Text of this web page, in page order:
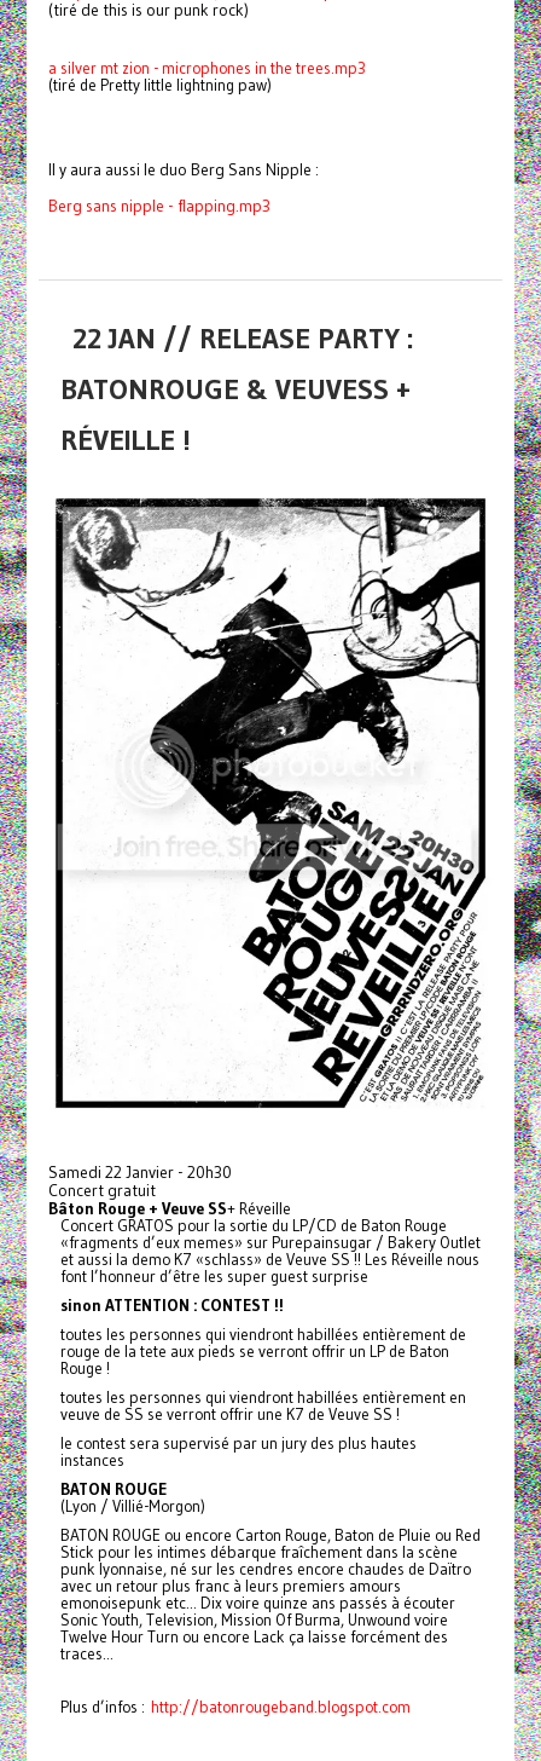
(tiré de this is our punk rock)
a silver mt zion - microphones in the trees.mp3
(tiré de Pretty little lightning paw)
Il y aura aussi le duo Berg Sans Nipple :
Berg sans nipple - flapping.mp3
22 JAN // RELEASE PARTY :
BATONROUGE & VEUVESS +
RÉVEILLE !
Samedi 22 Janvier - 20h30
Concert gratuit
Bâton Rouge + Veuve SS+ Réveille
Concert GRATOS pour la sortie du LP/CD de Baton Rouge
«fragments d’eux memes» sur Purepainsugar / Bakery Outlet
et aussi la demo K7 «schlass» de Veuve SS !! Les Réveille nous
font l’honneur d’être les super guest surprise
sinon ATTENTION : CONTEST !!
toutes les personnes qui viendront habillées entièrement de
rouge de la tete aux pieds se verront offrir un LP de Baton
Rouge !
toutes les personnes qui viendront habillées entièrement en
veuve de SS se verront offrir une K7 de Veuve SS !
le contest sera supervisé par un jury des plus hautes
instances
BATON ROUGE
(Lyon / Villié-Morgon)
BATON ROUGE ou encore Carton Rouge, Baton de Pluie ou Red
Stick pour les intimes débarque fraîchement dans la scène
punk lyonnaise, né sur les cendres encore chaudes de Daïtro
avec un retour plus franc à leurs premiers amours
emonoisepunk etc... Dix voire quinze ans passés à écouter
Sonic Youth, Television, Mission Of Burma, Unwound voire
Twelve Hour Turn ou encore Lack ça laisse forcément des
traces...
Plus d’infos : http://batonrougeband.blogspot.com